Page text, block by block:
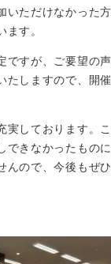
いただけなかった
ます。
ですが、ご要望の
たしますので、開
実しております。
できなかったもの
んので、今後もぜ